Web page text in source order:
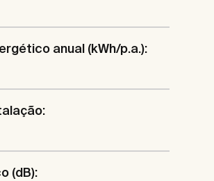
anual (kWh/p.a.):
(dB):